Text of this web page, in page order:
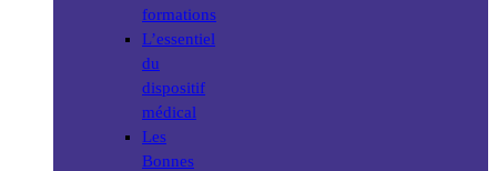
formations
L’essentiel
du
dispositif
médical
Les
Bonnes